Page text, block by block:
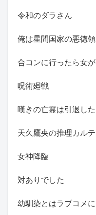
令和のダラさん
俺は星間国家の悪徳
合コンに行ったら女
呪術廻戦
嘆きの亡霊は引退し
天久鷹央の推理カルテ
女神降臨
対ありでした
幼馴染とはラブコメ